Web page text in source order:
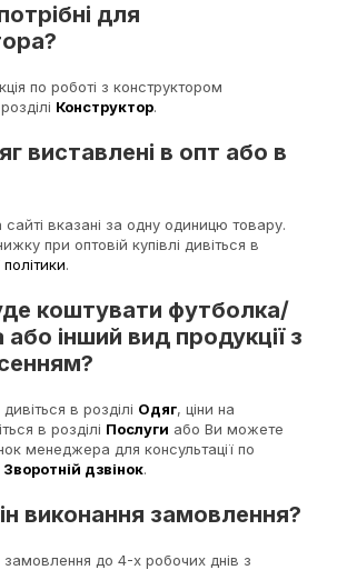
для
по роботі з конструктором
Конструктор.
виставлені в опт або в
сайті вказані за одну одиницю товару.
при оптовій купівлі дивіться в
політики.
коштувати футболка/
інший вид продукції з
в розділі Одяг, ціни на
в розділі Послуги або Ви можете
менеджера для консультації по
Зворотній дзвінок.
виконання замовлення?
до 4-х робочих днів з